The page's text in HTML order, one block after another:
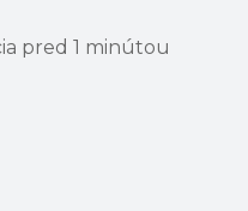
pred 1 minútou